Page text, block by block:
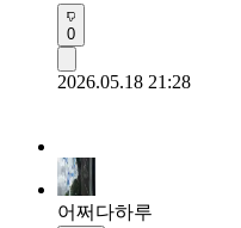
0
2026.05.18 21:28
어쩌다하루